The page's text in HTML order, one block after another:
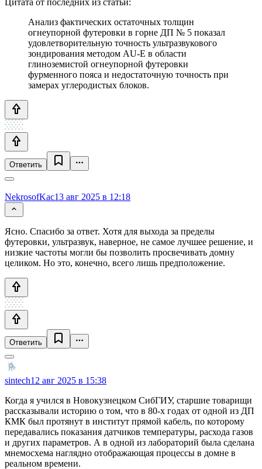
Анализ фактических остаточных толщин
огнеупорной футеровки в горне ДП № 5 показал
удовлетворительную точность ультразвукового
зондирования методом AU-E в области
глиноземистой огнеупорной футеровки
фурменного пояса и недостаточную точность при
замерах углеродистых блоков.
Ответить
NekrosofKac13 авг 2025 в 12:18
Ясно. Спасибо за ответ. Хотя для выхода за пределы
футеровки, ультразвук, наверное, не самое лучшее решение, и
низкие частоты могли бы позволить просвечивать домну
целиком. Но это, конечно, всего лишь предположение.
Ответить
sintech12 авг 2025 в 15:38
Когда я учился в Новокузнецком СибГИУ, старшие товарищи
рассказывали историю о том, что в 80-х годах от одной из ДП
КМК был протянут в институт прямой кабель, по которому
передавались показания датчиков температуры, расхода газов
и других параметров. А в одной из лабораторий была сделана
мнемосхема наглядно отображающая процессы в домне в
реальном времени.